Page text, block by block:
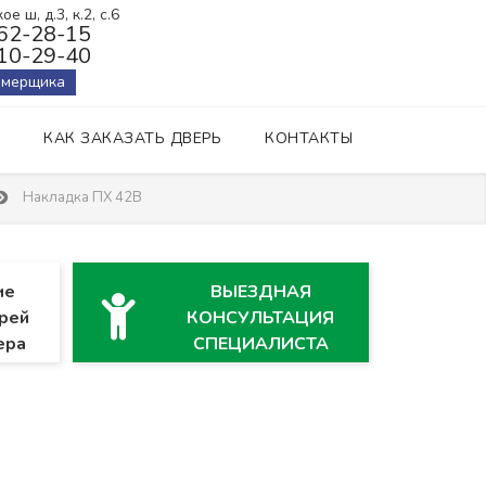
ш, д.3, к.2, с.6
28-15
29-40
КАК ЗАКАЗАТЬ ДВЕРЬ КОНТАКТЫ
Накладка ПХ 42В
ВЫЕЗДНАЯ
КОНСУЛЬТАЦИЯ
СПЕЦИАЛИСТА